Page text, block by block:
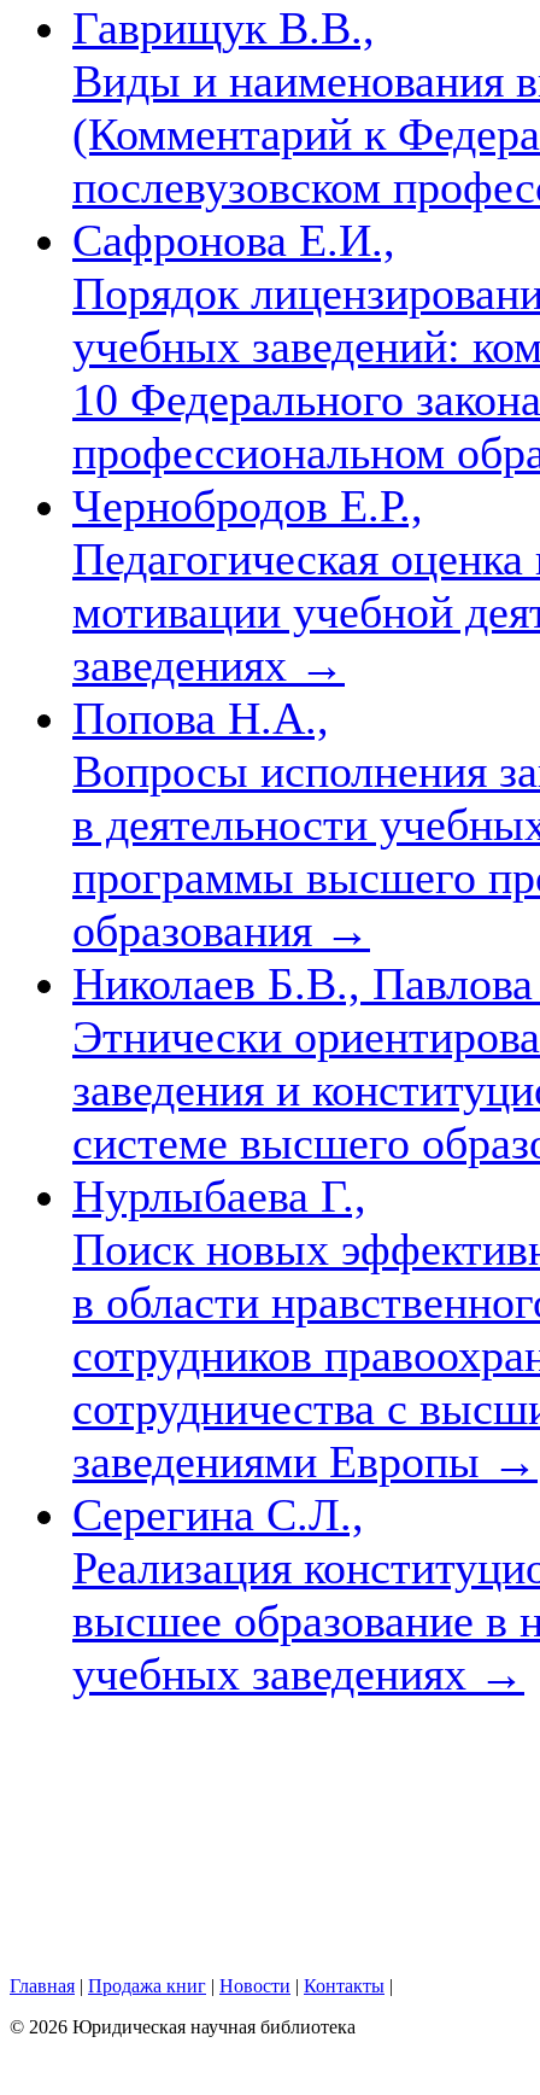
Гаврищук В.В.,
Виды и наименования
(Комментарий к
послевузовском
Сафронова Е.И.,
Порядок
учебных заведений:
10 Федерального
профессиональном
Чернобродов Е.Р.,
Педагогическая оценка
мотивации учебной
заведениях →
Попова Н.А.,
Вопросы исполнения
в деятельности
программы высшего
образования →
Николаев Б.В.,
Этнически
заведения и
системе высшего
Нурлыбаева Г.,
Поиск новых
в области
сотрудников
сотрудничества с
заведениями Европы →
Серегина С.Л.,
Реализация
высшее образование в
учебных заведениях →
Главная | Продажа книг | Новости | Контакты |
© 2026 Юридическая научная библиотека